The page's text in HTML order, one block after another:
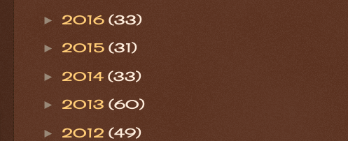
► 2016 (33)
► 2015 (31)
► 2014 (33)
► 2013 (60)
► 2012 (49)